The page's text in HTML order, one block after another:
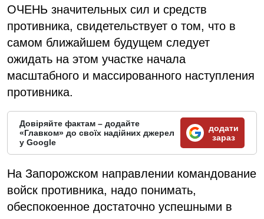
ОЧЕНЬ значительных сил и средств
противника, свидетельствует о том, что в
самом ближайшем будущем следует
ожидать на этом участке начала
масштабного и массированного наступления
противника.
Довіряйте фактам – додайте
«Главком» до своїх надійних джерел
у Google
додати
зараз
На Запорожском направлении командование
войск противника, надо понимать,
обеспокоенное достаточно успешными в